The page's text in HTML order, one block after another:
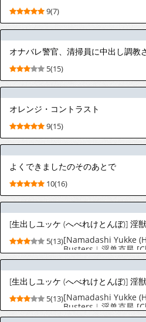
9(7)
オナバレ警官、清掃員に中出し調教
5(15)
オレンジ・コントラスト
9(15)
よくできましたのそのあとで
10(16)
5(13)[Namadashi Yukke
Busters︱淫兽克星
5(13)[Namadashi Yukke
Busters︱淫兽克星